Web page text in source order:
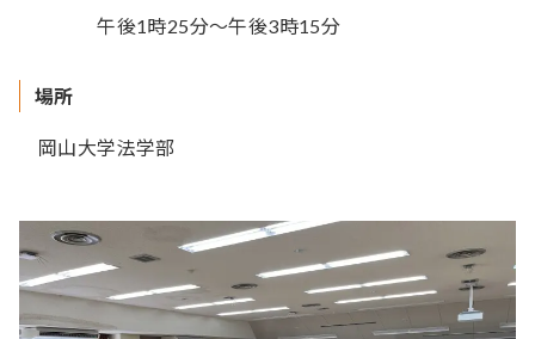
午後1時25分～午後3時15分
場所
岡山大学法学部